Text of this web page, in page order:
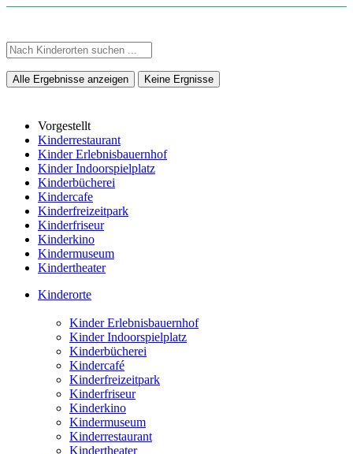
Alle Ergebnisse anzeigen Keine Ergnisse
Vorgestellt
Kinderrestaurant
Kinder Erlebnisbauernhof
Kinder Indoorspielplatz
Kinderbücherei
Kindercafe
Kinderfreizeitpark
Kinderfriseur
Kinderkino
Kindermuseum
Kindertheater
Kinderorte
Kinder Erlebnisbauernhof
Kinder Indoorspielplatz
Kinderbücherei
Kindercafé
Kinderfreizeitpark
Kinderfriseur
Kinderkino
Kindermuseum
Kinderrestaurant
Kindertheater